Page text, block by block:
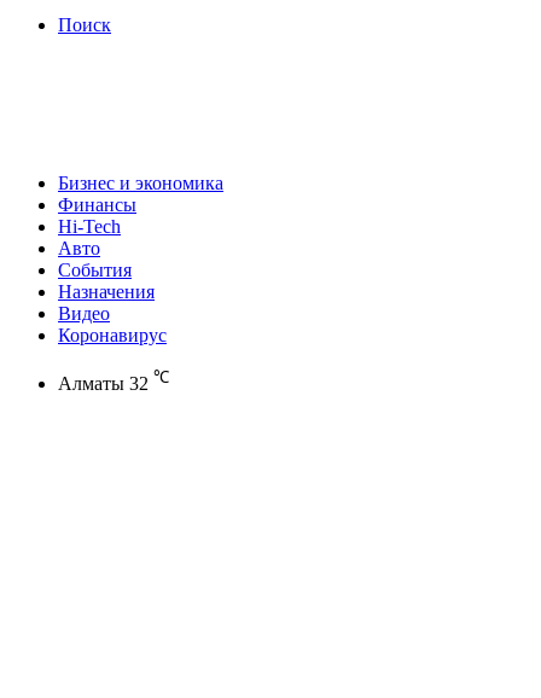
Поиск
Бизнес и экономика
Финансы
Hi-Tech
Авто
События
Назначения
Видео
Коронавирус
Алматы 32 ℃